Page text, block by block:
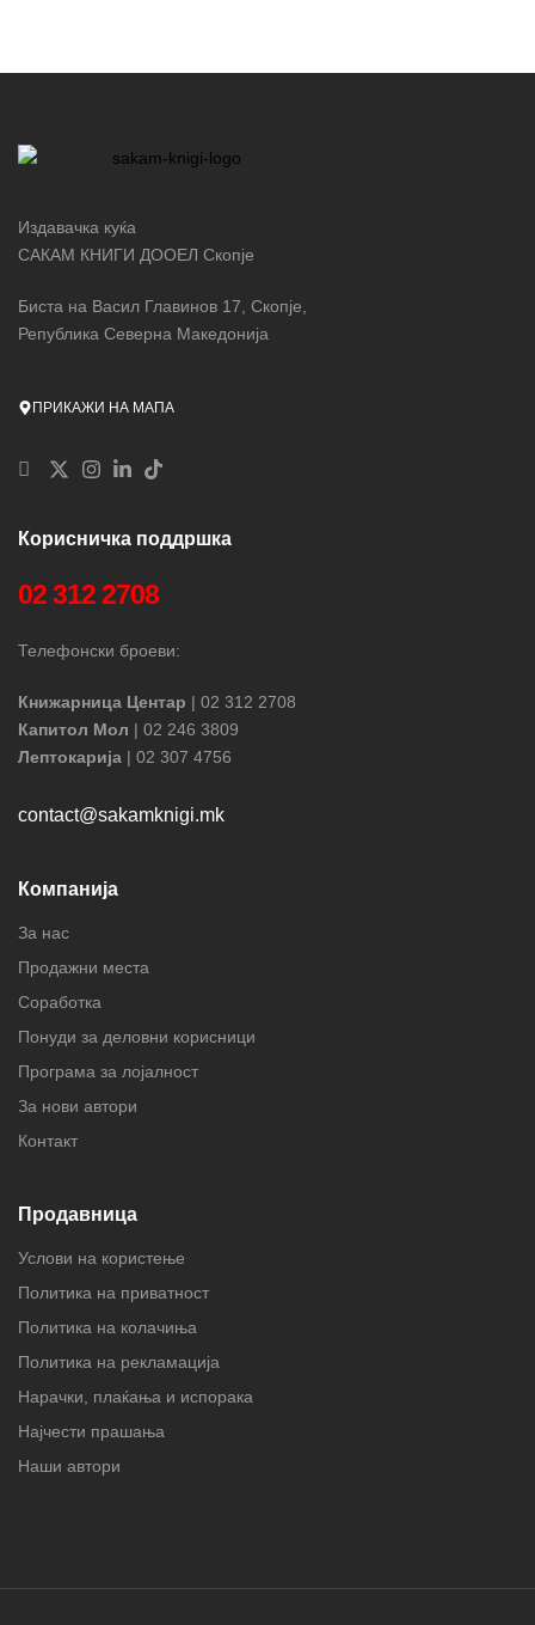
Издавачка куќа
САКАМ КНИГИ ДООЕЛ Скопје
Биста на Васил Главинов 17, Скопје,
Република Северна Македонија
ПРИКАЖИ НА МАПА
Корисничка поддршка
02 312 2708
Телефонски броеви:
Книжарница Центар | 02 312 2708
Капитол Мол | 02 246 3809
Лептокарија | 02 307 4756
contact@sakamknigi.mk
Компанија
За нас
Продажни места
Соработка
Понуди за деловни корисници
Програма за лојалност
За нови автори
Контакт
Продавница
Услови на користење
Политика на приватност
Политика на колачиња
Политика на рекламација
Нарачки, плаќања и испорака
Најчести прашања
Наши автори